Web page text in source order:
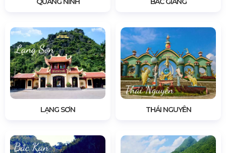
LẠNG SƠN THÁI NGUYÊN